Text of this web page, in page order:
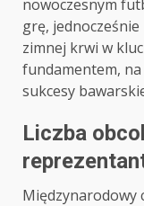
nowoczesnym
grę, jednocześnie
zimnej krwi w
fundamentem,
sukcesy
Liczba
Międzynarodowy